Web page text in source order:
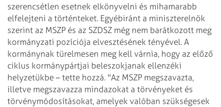
szerencsétlen esetnek elkönyvelni és mihamarabb
elfelejteni a történteket. Egyébiránt a miniszterelnök
szerint az MSZP és az SZDSZ még nem barátkozott meg
kormányzati pozíciója elvesztésének tényével. A
kormánynak türelmesen meg kell várnia, hogy az előző
ciklus kormánypártjai beleszokjanak ellenzéki
helyzetükbe – tette hozzá. "Az MSZP megszavazta,
illetve megszavazza mindazokat a törvényeket és
törvénymódosításokat, amelyek valóban szükségesek